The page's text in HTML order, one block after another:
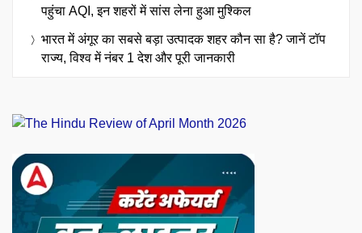
पहुंचा AQI, इन शहरों में सांस लेना हुआ मुश्किल
भारत में अंगूर का सबसे बड़ा उत्पादक शहर कौन सा है? जानें टॉप
राज्य, विश्व में नंबर 1 देश और पूरी जानकारी